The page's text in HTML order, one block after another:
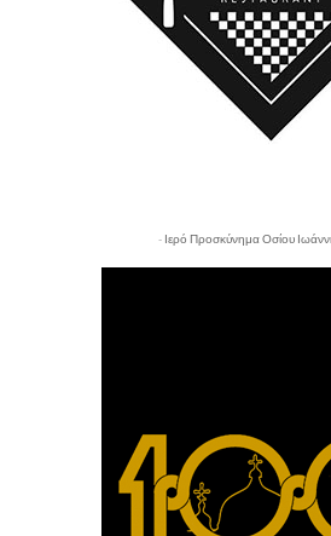
- Ιερό Προσκύνημα Οσίου